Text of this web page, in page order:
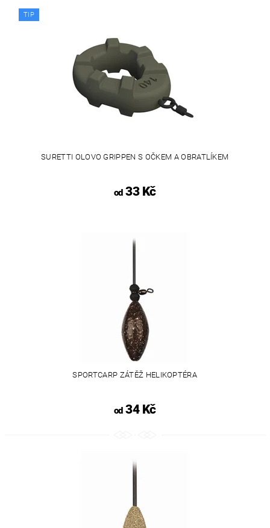
TIP
SURETTI OLOVO GRIPPEN S OČKEM A OBRATLÍKEM
od33 Kč
SPORTCARP ZÁTĚŽ HELIKOPTÉRA
od34 Kč